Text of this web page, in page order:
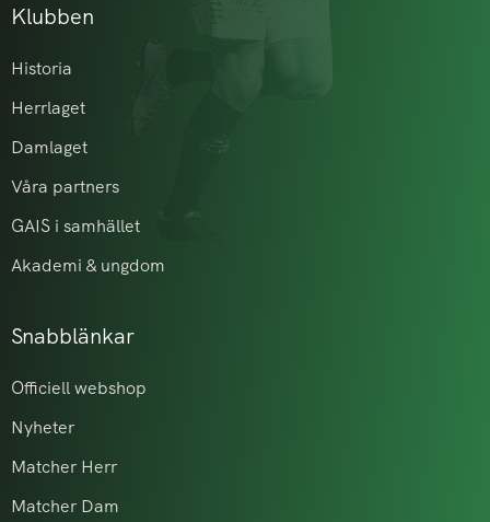
Klubben
Historia
Herrlaget
Damlaget
Våra partners
GAIS i samhället
Akademi & ungdom
Snabblänkar
Officiell webshop
Nyheter
Matcher Herr
Matcher Dam